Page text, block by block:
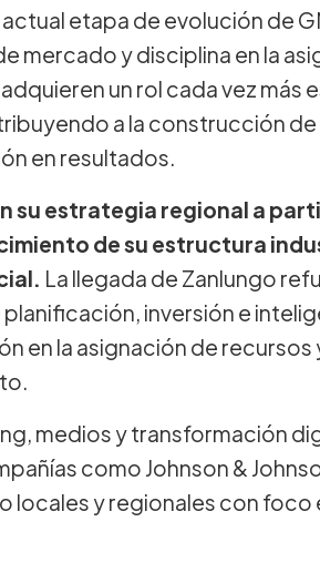
etapa de evolución de
mercado y disciplina en la
un rol cada vez más
a la construcción de
en resultados.
su estrategia regional a
de su estructura
La llegada de Zanlungo
inversión e
en la asignación de recursos
medios y transformación
como Johnson &
y regionales con foco